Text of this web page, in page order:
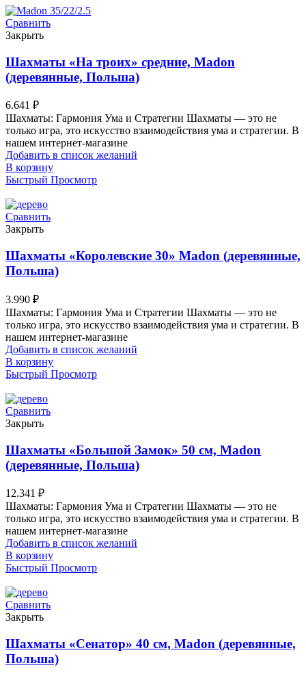
Сравнить
Закрыть
Шахматы «На троих» средние, Madon
(деревянные, Польша)
6.641 ₽
Шахматы: Гармония Ума и Стратегии Шахматы — это не
только игра, это искусство взаимодействия ума и стратегии. В
нашем интернет-магазине
Добавить в список желаний
В корзину
Быстрый Просмотр
Сравнить
Закрыть
Шахматы «Королевские 30» Madon (деревянные,
Польша)
3.990 ₽
Шахматы: Гармония Ума и Стратегии Шахматы — это не
только игра, это искусство взаимодействия ума и стратегии. В
нашем интернет-магазине
Добавить в список желаний
В корзину
Быстрый Просмотр
Сравнить
Закрыть
Шахматы «Большой Замок» 50 см, Madon
(деревянные, Польша)
12.341 ₽
Шахматы: Гармония Ума и Стратегии Шахматы — это не
только игра, это искусство взаимодействия ума и стратегии. В
нашем интернет-магазине
Добавить в список желаний
В корзину
Быстрый Просмотр
Сравнить
Закрыть
Шахматы «Сенатор» 40 см, Madon (деревянные,
Польша)